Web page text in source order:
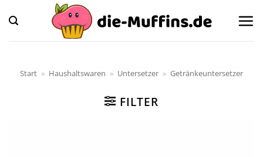
Inhalt
springen
Start » Haushaltswaren » Untersetzer » Getränkeuntersetzer
FILTER